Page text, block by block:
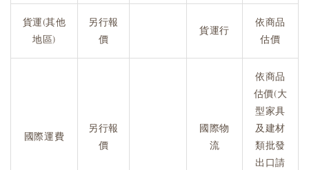
貨運(其他
地區)
另行報
價
貨運行
依商品
估價
國際運費
另行報
價
國際物
流
依商品
估價(大
型家具
及建材
類批發
出口請